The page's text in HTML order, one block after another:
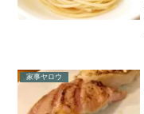
家事ヤロウ